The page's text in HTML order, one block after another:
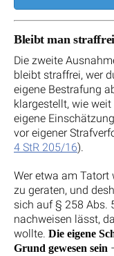
Bleibt man
Die zweite
bleibt straffrei, wer
eigene Bestrafung
klargestellt, wie
eigene
vor eigener
4 StR 205/16).
Wer etwa am Tatort
zu geraten, und
sich auf § 258 Abs.
nachweisen lässt,
wollte. Die eigene
Grund gewesen sein